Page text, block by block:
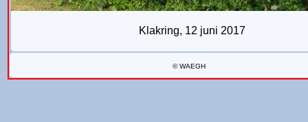
Klakring, 12 juni 2017
© WAEGH